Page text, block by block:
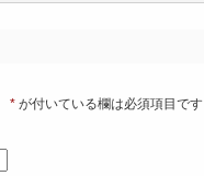
* が付いている欄は必須項目です